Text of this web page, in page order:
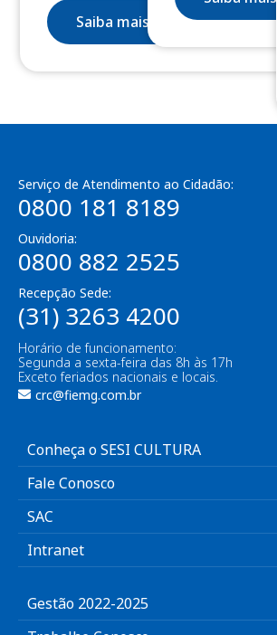
Saiba mais
Serviço de Atendimento ao Cidadão:
0800 181 8189
Ouvidoria:
0800 882 2525
Recepção Sede:
(31) 3263 4200
Horário de funcionamento:
Segunda a sexta-feira das 8h às 17h
Exceto feriados nacionais e locais.
crc@fiemg.com.br
Conheça o SESI CULTURA
Fale Conosco
SAC
Intranet
Gestão 2022-2025